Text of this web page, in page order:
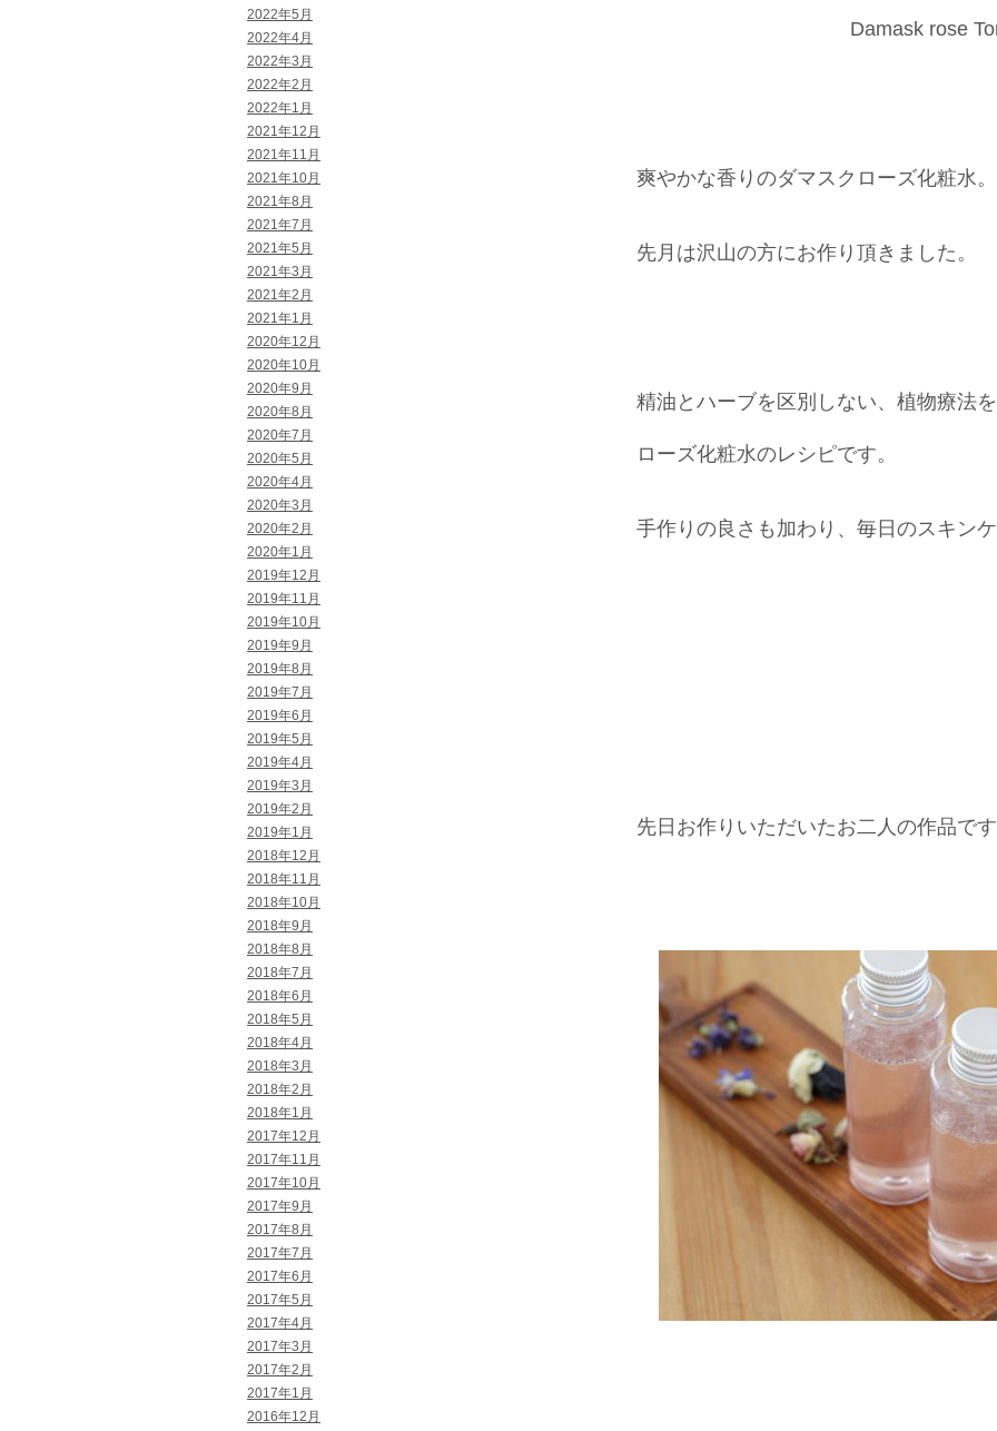
2022年5月
2022年4月
2022年3月
2022年2月
2022年1月
2021年12月
2021年11月
2021年10月
2021年8月
2021年7月
2021年5月
2021年3月
2021年2月
2021年1月
2020年12月
2020年10月
2020年9月
2020年8月
2020年7月
2020年5月
2020年4月
2020年3月
2020年2月
2020年1月
2019年12月
2019年11月
2019年10月
2019年9月
2019年8月
2019年7月
2019年6月
2019年5月
2019年4月
2019年3月
2019年2月
2019年1月
2018年12月
2018年11月
2018年10月
2018年9月
2018年8月
2018年7月
2018年6月
2018年5月
2018年4月
2018年3月
2018年2月
2018年1月
2017年12月
2017年11月
2017年10月
2017年9月
2017年8月
2017年7月
2017年6月
2017年5月
2017年4月
2017年3月
2017年2月
2017年1月
2016年12月
Damask rose
爽やかな香りのダマスクローズ化粧水。
先月は沢山の方にお作り頂きました。
精油とハーブを区別しない、植物療法
ローズ化粧水のレシピです。
手作りの良さも加わり、毎日のスキン
先日お作りいただいたお二人の作品で